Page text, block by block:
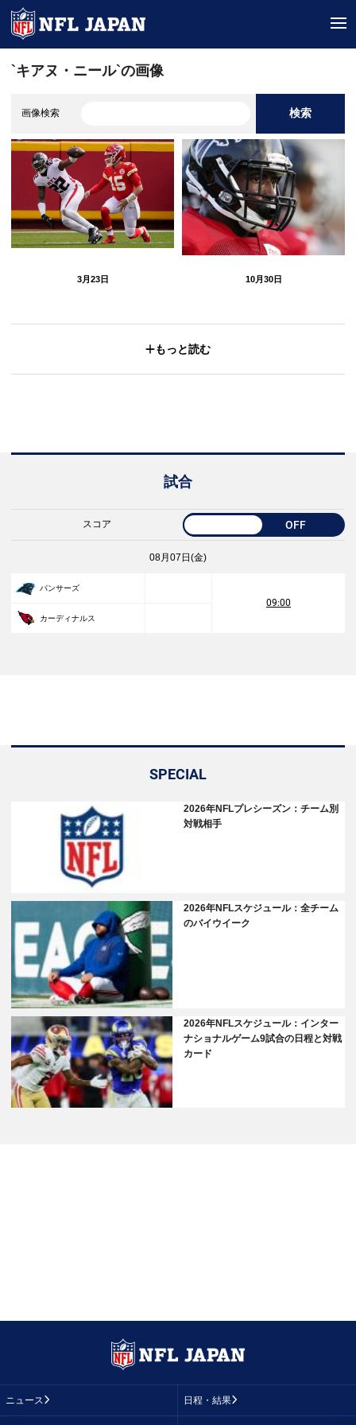
`キアヌ・ニール`の画像
画像検索 検索
3月23日 10月30日
もっと読む
試合
スコア OFF
08月07日(金)
パンサーズ
09:00
カーディナルス
SPECIAL
2026年NFLプレシーズン：チーム別
対戦相手
2026年NFLスケジュール：全チーム
のバイウイーク
2026年NFLスケジュール：インター
ナショナルゲーム9試合の日程と対戦
カード
ニュース 日程・結果